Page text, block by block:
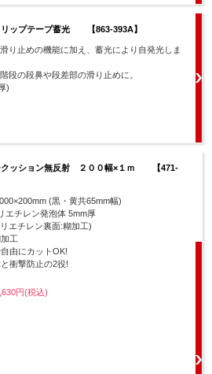
リップテープ蓄光 【863-393A】
り止めの機能に加え、蓄光により自発光しま
段の段鼻や段差部の滑り止めに。
)
クッション無反射 ２００幅×１ｍ 【471-
(黒・黄共65mm幅)
エチレン発泡体 5mm厚
エチレン裏面:糊加工)
工
由にカットOK!
衝撃防止の2役!
円(税込)